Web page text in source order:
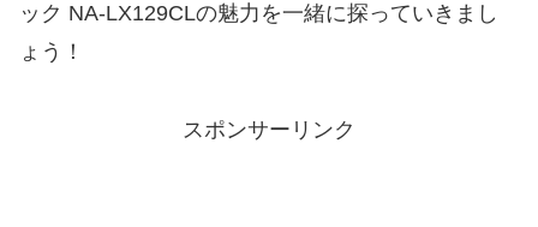
ック NA-LX129CLの魅力を一緒に探っていきまし
ょう！
スポンサーリンク